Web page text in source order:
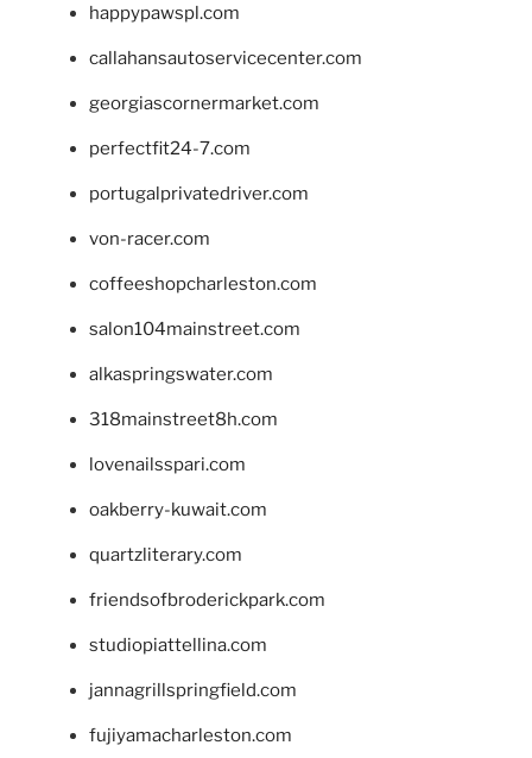
happypawspl.com
callahansautoservicecenter.com
georgiascornermarket.com
perfectfit24-7.com
portugalprivatedriver.com
von-racer.com
coffeeshopcharleston.com
salon104mainstreet.com
alkaspringswater.com
318mainstreet8h.com
lovenailsspari.com
oakberry-kuwait.com
quartzliterary.com
friendsofbroderickpark.com
studiopiattellina.com
jannagrillspringfield.com
fujiyamacharleston.com